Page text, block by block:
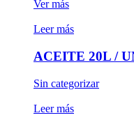
Ver más
Leer más
ACEITE 20L /
Sin categorizar
Leer más